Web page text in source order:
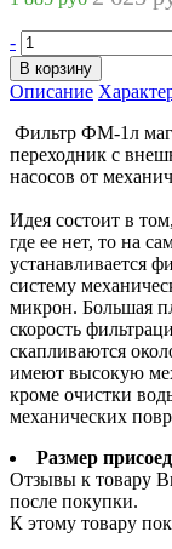
-
В корзину
Описание
Фильтр ФМ-1л
переходник с
насосов от
Идея состоит в
где ее нет, то на
устанавливается
систему
микрон. Большая
скорость
скапливаются
имеют высокую
кроме очистки
механических
Размер
Отзывы к товару
после покупки.
К этому товару